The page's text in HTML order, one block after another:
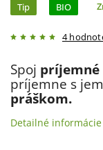
Tip BIO
4
Spoj príjemné
príjemne s
práškom.
Detailné informácie